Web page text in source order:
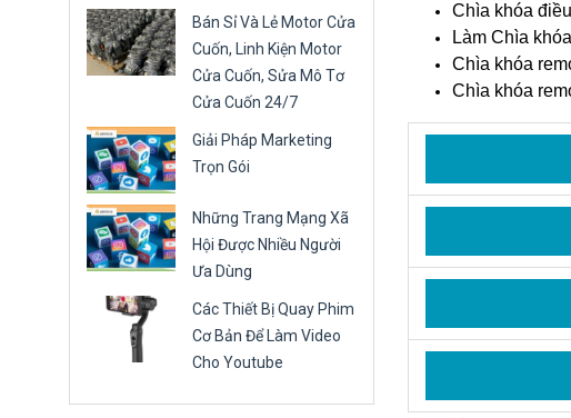
Bán Sỉ Và Lẻ Motor Cửa
Cuốn, Linh Kiện Motor
Cửa Cuốn, Sửa Mô Tơ
Cửa Cuốn 24/7
Giải Pháp Marketing
Trọn Gói
Những Trang Mạng Xã
Hội Được Nhiều Người
Ưa Dùng
Các Thiết Bị Quay Phim
Cơ Bản Để Làm Video
Cho Youtube
Chìa khóa
Làm Chìa
Chìa khóa
Chìa khóa